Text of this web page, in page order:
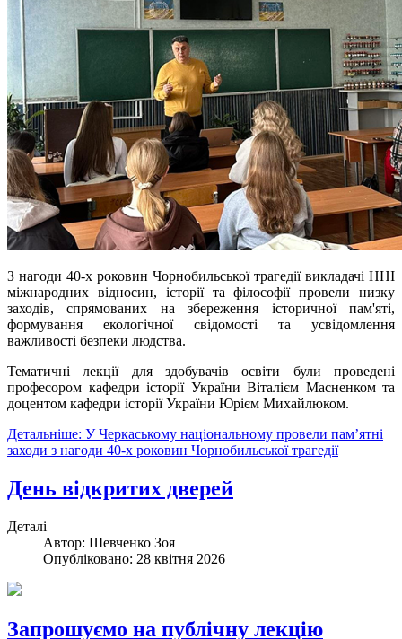
З нагоди 40-х роковин Чорнобильської трагедії викладачі ННІ
міжнародних відносин, історії та філософії провели низку
заходів, спрямованих на збереження історичної пам'яті,
формування екологічної свідомості та усвідомлення
важливості безпеки людства.
Тематичні лекції для здобувачів освіти були проведені
професором кафедри історії України Віталієм Масненком та
доцентом кафедри історії України Юрієм Михайлюком.
Детальніше: У Черкаському національному провели пам’ятні
заходи з нагоди 40-х роковин Чорнобильської трагедії
День відкритих дверей
Деталі
Автор: Шевченко Зоя
Опубліковано: 28 квітня 2026
Запрошуємо на публічну лекцію